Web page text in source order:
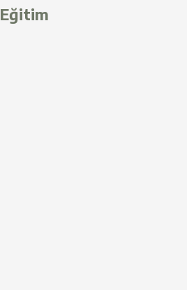
Eğitim